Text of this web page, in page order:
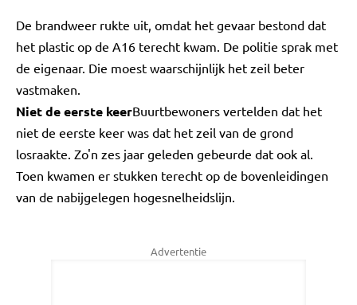
De brandweer rukte uit, omdat het gevaar bestond dat
het plastic op de A16 terecht kwam. De politie sprak met
de eigenaar. Die moest waarschijnlijk het zeil beter
vastmaken.
Niet de eerste keerBuurtbewoners vertelden dat het
niet de eerste keer was dat het zeil van de grond
losraakte. Zo'n zes jaar geleden gebeurde dat ook al.
Toen kwamen er stukken terecht op de bovenleidingen
van de nabijgelegen hogesnelheidslijn.
Advertentie